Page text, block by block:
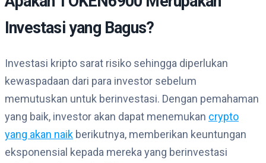
Investasi yang Bagus?
Investasi kripto sarat risiko sehingga diperlukan
kewaspadaan dari para investor sebelum
memutuskan untuk berinvestasi. Dengan pemahaman
yang baik, investor akan dapat menemukan crypto
yang akan naik berikutnya, memberikan keuntungan
eksponensial kepada mereka yang berinvestasi